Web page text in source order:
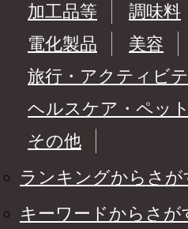
加工品等
調味料
電化製品
美容
旅行・アクティビ
ヘルスケア・ペット
その他
ランキングからさが
キーワードからさが